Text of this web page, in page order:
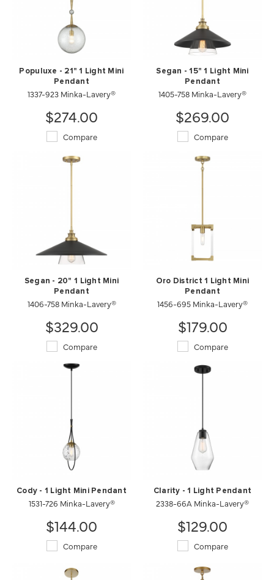
Populuxe - 21" 1 Light Mini
Pendant
1337-923 Minka-Lavery®
$274.00
Compare
Segan - 15" 1 Light Mini
Pendant
1405-758 Minka-Lavery®
$269.00
Compare
Segan - 20" 1 Light Mini
Pendant
1406-758 Minka-Lavery®
$329.00
Compare
Oro District 1 Light Mini
Pendant
1456-695 Minka-Lavery®
$179.00
Compare
Cody - 1 Light Mini Pendant
1531-726 Minka-Lavery®
$144.00
Compare
Clarity - 1 Light Pendant
2338-66A Minka-Lavery®
$129.00
Compare